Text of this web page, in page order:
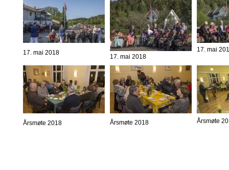
17. mai 2018
17. mai 2018
17. mai
Årsmøte 2018 Årsmøte 2018 Årsmøte